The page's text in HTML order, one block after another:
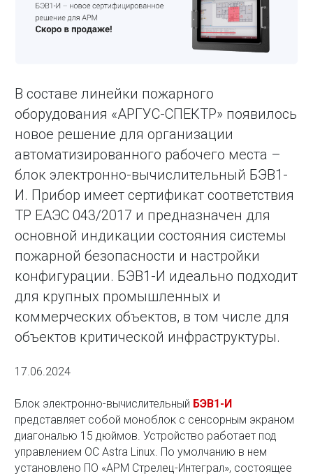
В составе линейки пожарного
оборудования «АРГУС-СПЕКТР» появилось
новое решение для организации
автоматизированного рабочего места –
блок электронно-вычислительный БЭВ1-
И. Прибор имеет сертификат соответствия
ТР ЕАЭС 043/2017 и предназначен для
основной индикации состояния системы
пожарной безопасности и настройки
конфигурации. БЭВ1-И идеально подходит
для крупных промышленных и
коммерческих объектов, в том числе для
объектов критической инфраструктуры.
17.06.2024
Блок электронно-вычислительный БЭВ1-И
представляет собой моноблок с сенсорным экраном
диагональю 15 дюймов. Устройство работает под
управлением ОС Astra Linux. По умолчанию в нем
установлено ПО «АРМ Стрелец-Интеграл», состоящее